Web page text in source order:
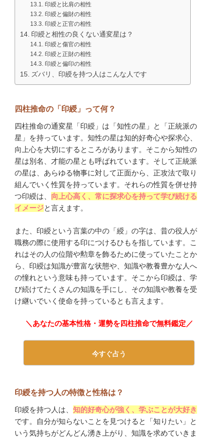
印綬と比肩の相性
印綬と偏財の相性
印綬と正官の相性
印綬と相性の良くない通変星は？
印綬と傷官の相性
印綬と正財の相性
印綬と偏印の相性
ズバリ、印綬を持つ人はこんな人です
四柱推命の「印綬」って何？
四柱推命の通変星「印綬」は「知性の星」と「正統派の
星」を持っています。知性の星は知的好奇心や探求心、
向上心を大切にするところがあります。そこから知性の
星は別名、才能の星とも呼ばれています。そして正統派
の星は、あらゆる物事に対して正面から、正攻法で取り
組んでいく性質を持っています。それらの性質を併せ持
つ印綬は、 向上心高く、常に探求心を持って学び続ける
イメージと言えます。
また、印綬という言葉の中の「綬」の字は、昔の役人が
職務の際に使用する印につけるひもを指しています。こ
れはその人の位階や勲章を飾るために使っていたことか
ら、印綬は知識が豊富な状態や、知識や教養豊かな人へ
の憧れという意味も持っています。そこから印綬は、学
び続けてたくさんの知識を手にし、その知識や教養を受
け継いでいく使命を持っているとも言えます。
＼あなたの基本性格・運勢を四柱推命で無料鑑定／
今すぐ占う
印綬を持つ人の特徴と性格は？
印綬を持つ人は、 知的好奇心が強く、学ぶことが大好き
です。自分が知らないことを見つけると「知りたい」と
いう気持ちがどんどん湧き上がり、知識を求めていきま